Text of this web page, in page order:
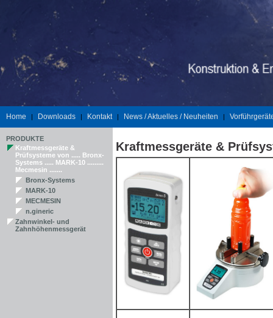
Home | Downloads | Kontakt | News / Aktuelles / Neuheiten |
PRODUKTE
Kraftmessgeräte &
Prüfsysteme von ..... Bronx-
Systems ..... MARK-10 .........
Mecmesin .......
Bronx-Systems
MARK-10
MECMESIN
n.gineric
Zahnwinkel- und
Zahnhöhenmessgerät
Kraftmessgeräte &